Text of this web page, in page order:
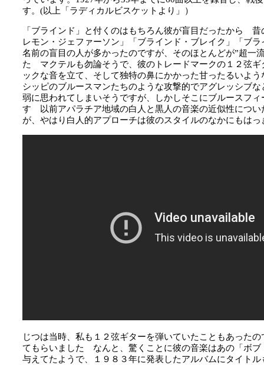
す。(以上「ラディカルビスケットより」）
「ブラインド」と付くのはもちろん彼が盲目だったから
レモン・ジェファーソン」「ブラインド・ブレイク」「ブ
名前の盲目の人が多かったのですが、そのほとんどが”超一
た マクテルも勿論そうで、彼のトレードマークの１２弦
ックな音を立て、そして独特の鼻にかかった甘ったるいよ
シッピのブルースマンたちのような攻撃的でアグレッシブ
弱に思われてしまいそうですが、しかしそこにブルースフ
す 以前アパラチア地域の白人と黒人の音楽の近似性につい
が、やはり白人的アプローチは彼のスタイルのなかにもは
じつは当時、私も１２弦ギターを弾いていたこともあった
てもらいました なんと、驚くことに彼の音楽はあの「ボ
与えてたようで、１９８３年に発表したアルバムにタイト